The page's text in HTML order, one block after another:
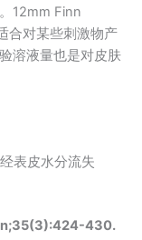
12mm Finn
合对某些刺激物产
溶液量也是对皮肤
表皮水分流失
430.